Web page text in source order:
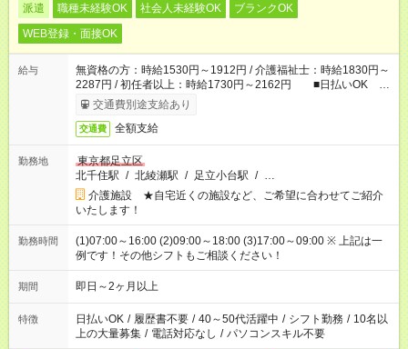
派遣 職種未経験OK 社会人未経験OK
ブランクOK
WEB登録・面接OK
給与
無資格の方：時給1530円～1912円 / 介護福祉士：時給1830円～
2287円 / 初任者以上：時給1730円～2162円 ■日払いOK ■
日収例：1万2240円（時給1530円×8h）
交通費別途支給あり
交通費 全額支給
勤務地
東京都足立区
北千住駅 / 北綾瀬駅 / 足立小台駅 / …
介護施設 ★自宅近くの施設など、ご希望に合わせてご紹介
いたします！
勤務時間
(1)07:00～16:00 (2)09:00～18:00 (3)17:00～09:00 ※ 上記は一
例です！その他シフトもご相談ください！
期間 即日～2ヶ月以上
特徴 日払いOK / 履歴書不要 / 40～50代活躍中 / シフト勤務 / 10名以
上の大量募集 / 電話対応なし / パソコンスキル不要